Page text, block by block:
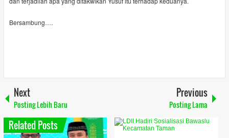
Bersambung….
Next
Posting Lebih Baru
Previous
Posting Lama
Related Posts